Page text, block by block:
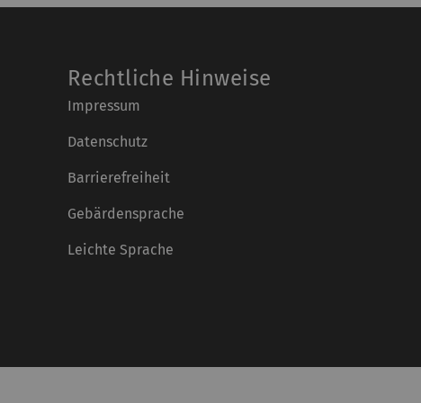
Rechtliche Hinweise
Impressum
Datenschutz
Barrierefreiheit
Gebärdensprache
Leichte Sprache